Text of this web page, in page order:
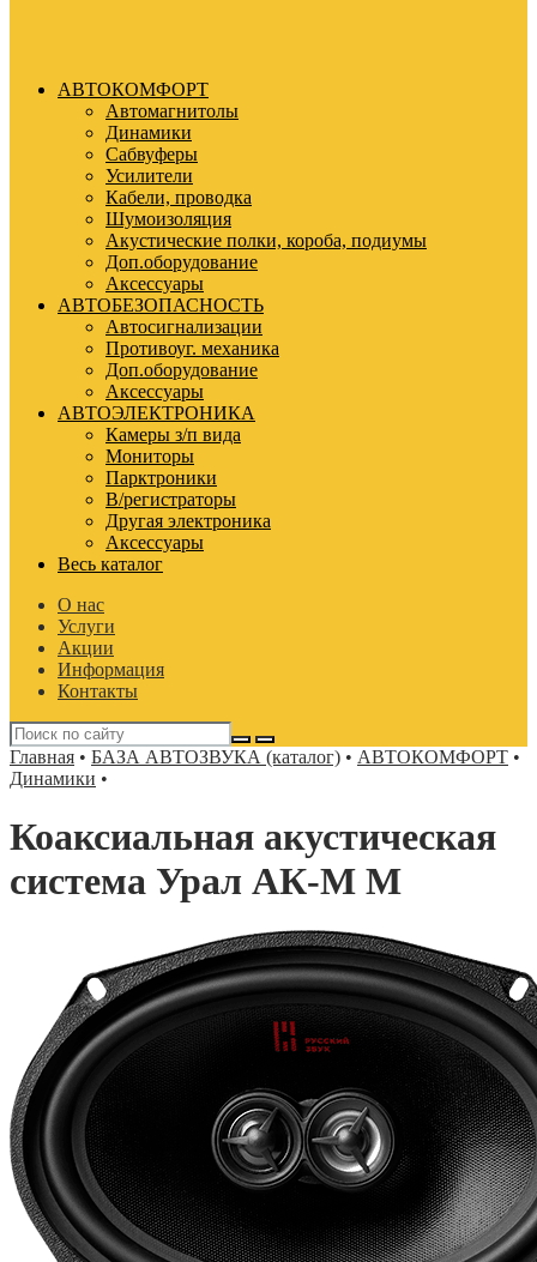
АВТОКОМФОРТ
Автомагнитолы
Динамики
Сабвуферы
Усилители
Кабели, проводка
Шумоизоляция
Акустические полки, короба, подиумы
Доп.оборудование
Аксессуары
АВТОБЕЗОПАСНОСТЬ
Автосигнализации
Противоуг. механика
Доп.оборудование
Аксессуары
АВТОЭЛЕКТРОНИКА
Камеры з/п вида
Мониторы
Парктроники
В/регистраторы
Другая электроника
Аксессуары
Весь каталог
О нас
Услуги
Акции
Информация
Контакты
Главная • БАЗА АВТОЗВУКА (каталог) • АВТОКОМФОРТ •
Динамики •
Коаксиальная акустическая
система Урал АК-M М